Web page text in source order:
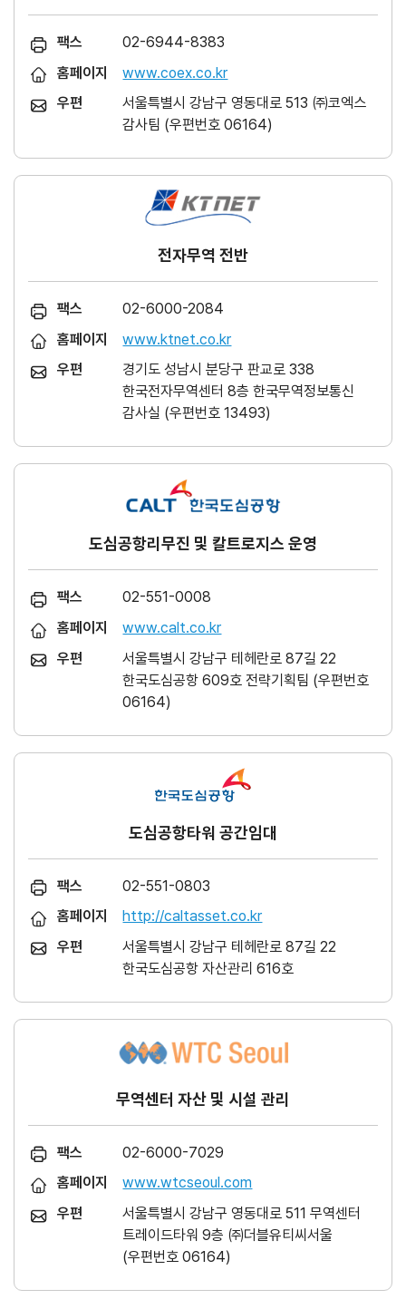
팩스
02-6944-8383
홈페이지
www.coex.co.kr
우편
서울특별시 강남구 영동대로 513 ㈜코엑스
감사팀 (우편번호 06164)
전자무역 전반
팩스
02-6000-2084
홈페이지
www.ktnet.co.kr
우편
경기도 성남시 분당구 판교로 338
한국전자무역센터 8층 한국무역정보통신
감사실 (우편번호 13493)
도심공항리무진 및 칼트로지스 운영
팩스
02-551-0008
홈페이지
www.calt.co.kr
우편
서울특별시 강남구 테헤란로 87길 22
한국도심공항 609호 전략기획팀 (우편번호
06164)
도심공항타워 공간임대
팩스
02-551-0803
홈페이지
http://caltasset.co.kr
우편
서울특별시 강남구 테헤란로 87길 22
한국도심공항 자산관리 616호
무역센터 자산 및 시설 관리
팩스
02-6000-7029
홈페이지
www.wtcseoul.com
우편
서울특별시 강남구 영동대로 511 무역센터
트레이드타워 9층 ㈜더블유티씨서울
(우편번호 06164)